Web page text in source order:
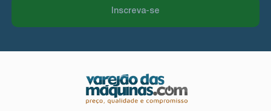
Inscreva-se